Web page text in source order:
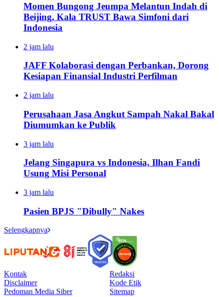
Momen Bungong Jeumpa Melantun Indah di
Beijing, Kala TRUST Bawa Simfoni dari
Indonesia
2 jam lalu
JAFF Kolaborasi dengan Perbankan, Dorong
Kesiapan Finansial Industri Perfilman
2 jam lalu
Perusahaan Jasa Angkut Sampah Nakal Bakal
Diumumkan ke Publik
3 jam lalu
Jelang Singapura vs Indonesia, Ilhan Fandi
Usung Misi Personal
3 jam lalu
Pasien BPJS "Dibully" Nakes
Selengkapnya
Kontak
Redaksi
Disclaimer
Kode Etik
Pedoman Media Siber
Sitemap